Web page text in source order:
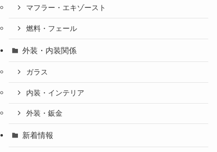
マフラー・エキゾースト
燃料・フェール
外装・内装関係
ガラス
内装・インテリア
外装・鈑金
新着情報